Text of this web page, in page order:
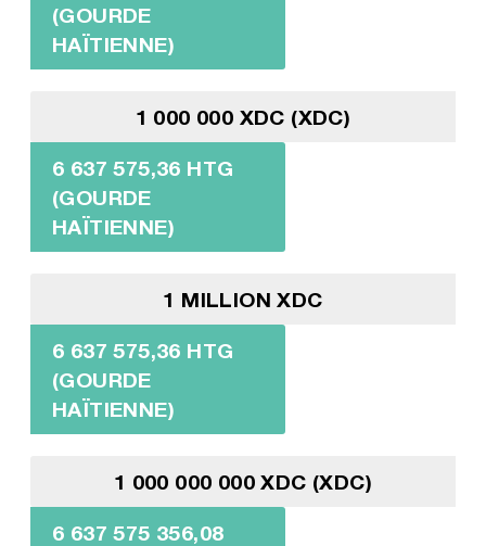
(GOURDE
HAÏTIENNE)
1 000 000 XDC (XDC)
6 637 575,36 HTG
(GOURDE
HAÏTIENNE)
1 MILLION XDC
6 637 575,36 HTG
(GOURDE
HAÏTIENNE)
1 000 000 000 XDC (XDC)
6 637 575 356,08